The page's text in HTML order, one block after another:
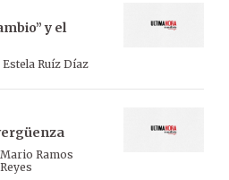
y el
Estela Ruíz Díaz
Mario Ramos
Reyes